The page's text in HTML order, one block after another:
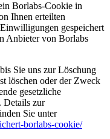
Borlabs-Cookie in
Ihnen erteilten
gespeichert
Anbieter von Borlabs
Sie uns zur Löschung
löschen oder der Zweck
gesetzliche
Details zur
Sie unter
borlabs-cookie/